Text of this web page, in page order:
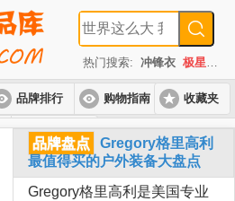
热门搜索: 冲锋衣 极星
品牌排行 购物指南
高端套装
收藏夹
品牌盘点
Gregory格里高利
最值得买的户外装备大盘点
Gregory格里高利是美国专业